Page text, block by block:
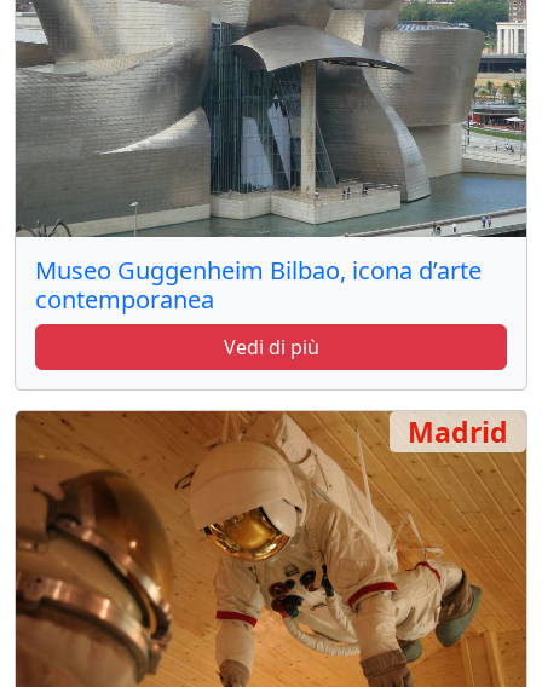
Museo Guggenheim Bilbao, icona d’arte
contemporanea
Vedi di più
Madrid